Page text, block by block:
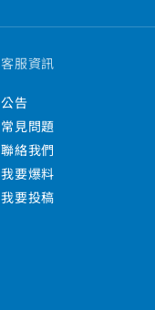
客服資訊
公告
常見問題
聯絡我們
我要爆料
我要投稿